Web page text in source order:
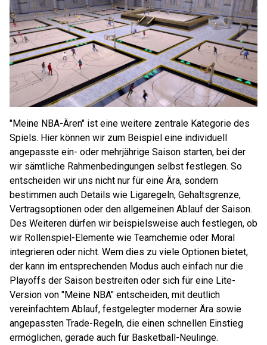
"Meine NBA-Ären" ist eine weitere zentrale Kategorie des
Spiels. Hier können wir zum Beispiel eine individuell
angepasste ein- oder mehrjährige Saison starten, bei der
wir sämtliche Rahmenbedingungen selbst festlegen. So
entscheiden wir uns nicht nur für eine Ära, sondern
bestimmen auch Details wie Ligaregeln, Gehaltsgrenze,
Vertragsoptionen oder den allgemeinen Ablauf der Saison.
Des Weiteren dürfen wir beispielsweise auch festlegen, ob
wir Rollenspiel-Elemente wie Teamchemie oder Moral
integrieren oder nicht. Wem dies zu viele Optionen bietet,
der kann im entsprechenden Modus auch einfach nur die
Playoffs der Saison bestreiten oder sich für eine Lite-
Version von "Meine NBA" entscheiden, mit deutlich
vereinfachtem Ablauf, festgelegter moderner Ära sowie
angepassten Trade-Regeln, die einen schnellen Einstieg
ermöglichen, gerade auch für Basketball-Neulinge.